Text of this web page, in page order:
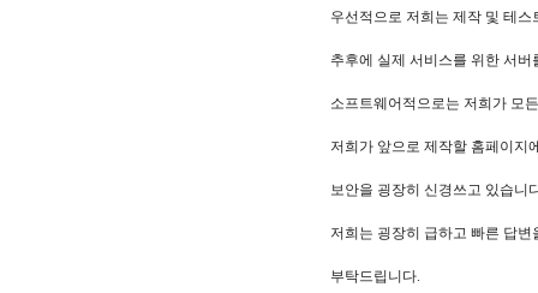
우선적으로 저희는 제작 및 테
추후에 실제 서비스를 위한 서버
소프트웨어적으로는 저희가 모
저희가 앞으로 제작할 홈페이지
보안을 굉장히 신경쓰고 있습니
저희는 굉장히 급하고 빠른 답변
부탁드립니다.